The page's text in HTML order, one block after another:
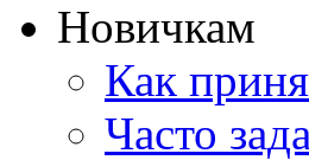
Новичкам
Как
Часто